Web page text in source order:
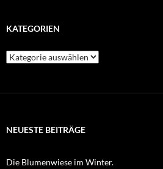
KATEGORIEN
Kategorien
NEUESTE BEITRÄGE
Die Blumenwiese im Winter.